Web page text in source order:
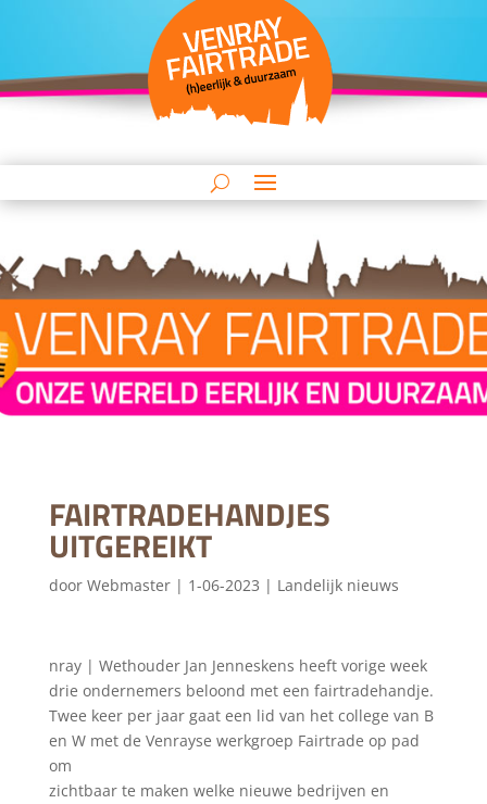
FAIRTRADEHANDJES
UITGEREIKT
door Webmaster| 1-06-2023 | Landelijk nieuws
nray | Wethouder Jan Jenneskens heeft vorige week
drie ondernemers beloond met een fairtradehandje.
Twee keer per jaar gaat een lid van het college van B
en W met de Venrayse werkgroep Fairtrade op pad
om
zichtbaar te maken welke nieuwe bedrijven en